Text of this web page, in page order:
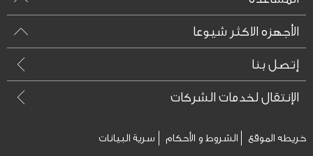
الأجهزه الاكثر شيوعا
إتصل بنا
الإنتقال لخدمات الشركات
خريطه الموقع الشروط و الأحكام سرية البيانات